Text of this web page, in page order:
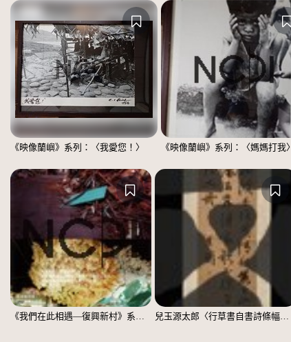
《映像蘭嶼》系列：〈我愛您！〉 《映像蘭嶼》系列：〈媽媽打我〉
《我們在此相遇—復興新村》系列：〈殘響03〉 兒玉源太郎〈行草書自書詩條幅〉（印本）